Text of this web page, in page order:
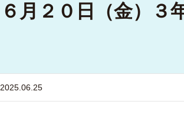
６月２０日（金）
2025.06.25